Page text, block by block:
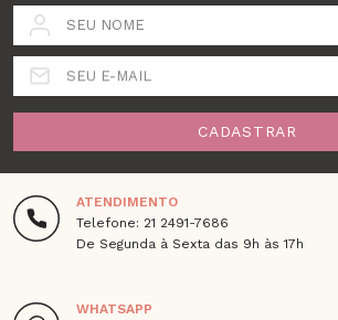
SEU NOME
SEU E-MAIL
CADASTRAR
ATENDIMENTO
Telefone: 21 2491-7686
De Segunda à Sexta das 9h às 17h
WHATSAPP